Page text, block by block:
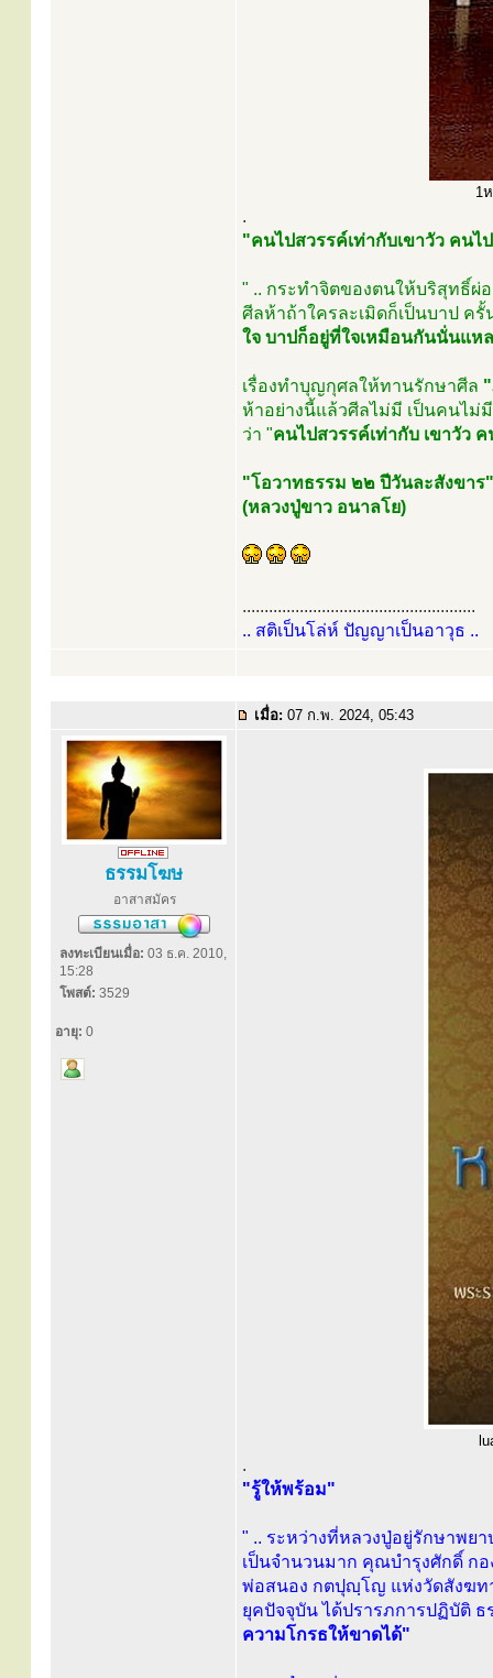
1
.
"คนไปสวรรค์เท่ากับเขาวัว คนไ
" .. กระทำจิตของตนให้บริสุทธิ์ผ่
ศีลห้าถ้าใครละเมิดก็เป็นบาป ค
ใจ บาปก็อยู่ที่ใจเหมือนกันนั่นแห
เรื่องทำบุญกุศลให้ทานรักษาศีล
ห้าอย่างนี้แล้วศีลไม่มี เป็นคนไม่
ว่า "คนไปสวรรค์เท่ากับ เขาวัว
"โอวาทธรรม ๒๒ ปีวันละสังขาร"
(หลวงปู่ขาว อนาลโย)
.....................................................
.. สติเป็นโล่ห์ ปัญญาเป็นอาวุธ ..
เมื่อ: 07 ก.พ. 2024, 05:43
ธรรมโฆษ
อาสาสมัคร
ลงทะเบียนเมื่อ: 03 ธ.ค. 2010,
15:28
โพสต์: 3529
อายุ: 0
.
"รู้ให้พร้อม"
" .. ระหว่างที่หลวงปู่อยู่รักษาพย
เป็นจำนวนมาก คุณบำรุงศักดิ์ ก
พ่อสนอง กตปุญฺโญ แห่งวัดสังฆท
ยุคปัจจุบัน ได้ปรารภการปฏิบัติ ธ
ความโกรธให้ขาดได้"